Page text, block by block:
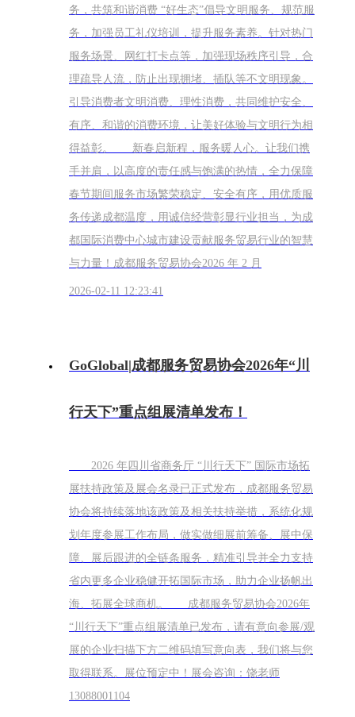
务，共筑和谐消费 “好生态”倡导文明服务、规范服
务，加强员工礼仪培训，提升服务素养。针对热门
服务场景、网红打卡点等，加强现场秩序引导，合
理疏导人流，防止出现拥堵、插队等不文明现象。
引导消费者文明消费、理性消费，共同维护安全、
有序、和谐的消费环境，让美好体验与文明行为相
得益彰。 新春启新程，服务暖人心。让我们携
手并肩，以高度的责任感与饱满的热情，全力保障
春节期间服务市场繁荣稳定、安全有序，用优质服
务传递成都温度，用诚信经营彰显行业担当，为成
都国际消费中心城市建设贡献服务贸易行业的智慧
与力量！成都服务贸易协会2026 年 2 月
2026-02-11 12:23:41
GoGlobal|成都服务贸易协会2026年“川
行天下”重点组展清单发布！
2026 年四川省商务厅 “川行天下” 国际市场拓
展扶持政策及展会名录已正式发布，成都服务贸易
协会将持续落地该政策及相关扶持举措，系统化规
划年度参展工作布局，做实做细展前筹备、展中保
障、展后跟进的全链条服务，精准引导并全力支持
省内更多企业稳健开拓国际市场，助力企业扬帆出
海、拓展全球商机。 成都服务贸易协会2026年
“川行天下”重点组展清单已发布，请有意向参展/观
展的企业扫描下方二维码填写意向表，我们将与您
取得联系。展位预定中！展会咨询：饶老师
13088001104